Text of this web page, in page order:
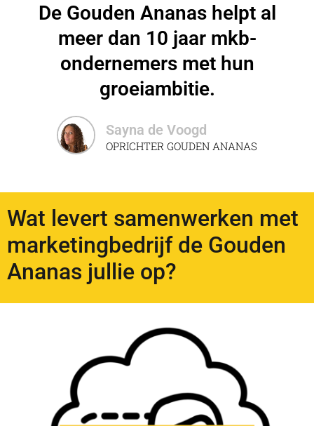
De Gouden Ananas helpt al
meer dan 10 jaar mkb-
ondernemers met hun
groeiambitie.
Sayna de Voogd
OPRICHTER GOUDEN ANANAS
Wat levert samenwerken met
marketingbedrijf de Gouden
Ananas jullie op?